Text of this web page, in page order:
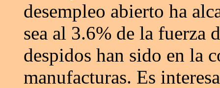
desempleo abierto ha
sea al 3.6% de la fuerza
despidos han sido en la
manufacturas. Es